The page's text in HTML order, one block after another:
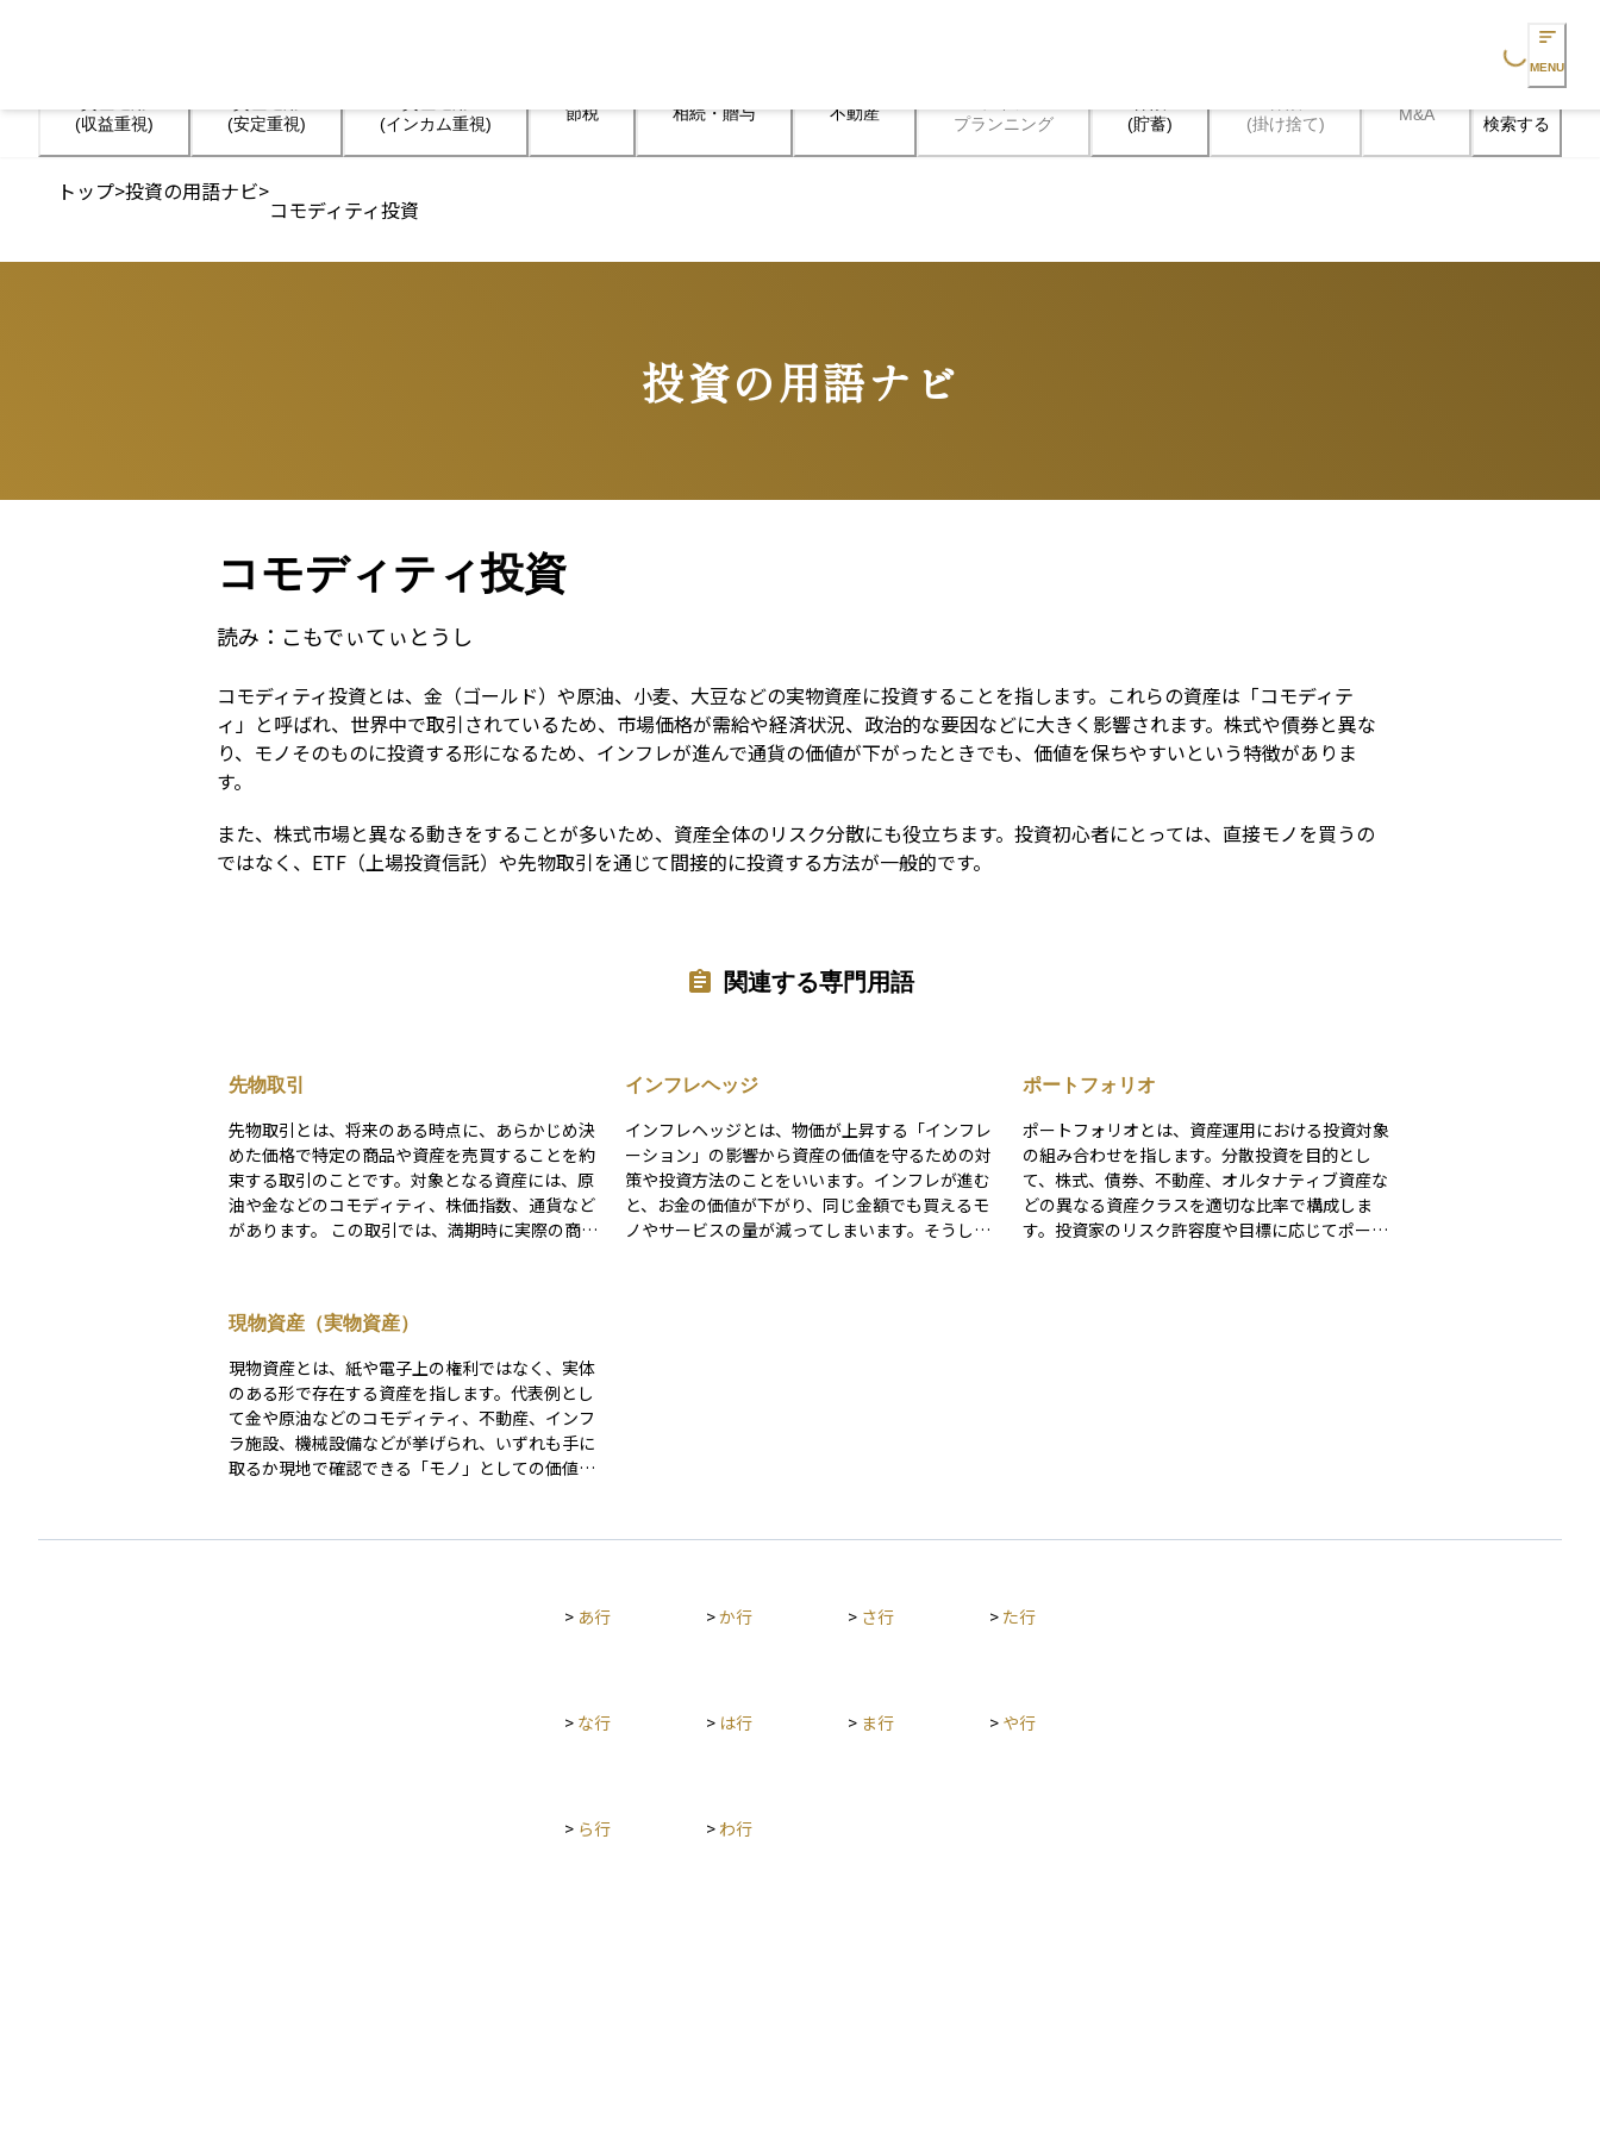
MENU
(収益重視)
(安定重視)
(インカム重視)
節税 相続・贈与 不動産
プランニング
(貯蓄)
(掛け捨て)
M&A 検索する
トップ>投資の用語ナビ>
コモディティ投資
投資の用語ナビ
Terms
コモディティ投資
読み： こもでぃてぃとうし
コモディティ投資とは、金（ゴールド）や原油、小麦、大豆などの実物資産に投資することを指します。これらの資産は「コモディテ
ィ」と呼ばれ、世界中で取引されているため、市場価格が需給や経済状況、政治的な要因などに大きく影響されます。株式や債券と異な
り、モノそのものに投資する形になるため、インフレが進んで通貨の価値が下がったときでも、価値を保ちやすいという特徴がありま
す。
また、株式市場と異なる動きをすることが多いため、資産全体のリスク分散にも役立ちます。投資初心者にとっては、直接モノを買うの
ではなく、ETF（上場投資信託）や先物取引を通じて間接的に投資する方法が一般的です。
関連する専門用語
先物取引
先物取引とは、将来のある時点に、あらかじめ決
めた価格で特定の商品や資産を売買することを約
束する取引のことです。対象となる資産には、原
油や金などのコモディティ、株価指数、通貨など
があります。 この取引では、満期時に実際の商品
油を購入する契約」を結び、実際の価格がそれよ
り高くなっていれば、その差額が利益となりま
す。 先物取引は、将来の価格を予想して利益を狙
う投資手法（投機目的）として利用されるだけで
なく、価格変動リスクを回避するためのヘッジ手
段としても広く活用されています。たとえば、商
品を扱う企業が仕入れ価格の急騰に備えるため
向に動いた場合には、大きな損失を被るリスクも
提に、投資の選択肢として知っておくと役立ちま
インフレヘッジ
インフレヘッジとは、物価が上昇する「インフレ
ーション」の影響から資産の価値を守るための対
策や投資方法のことをいいます。インフレが進む
と、お金の価値が下がり、同じ金額でも買えるモ
ノやサービスの量が減ってしまいます。そうした
ポートフォリオ
ポートフォリオとは、資産運用における投資対象
の組み合わせを指します。分散投資を目的とし
て、株式、債券、不動産、オルタナティブ資産な
どの異なる資産クラスを適切な比率で構成しま
す。投資家のリスク許容度や目標に応じてポート
現物資産（実物資産）
現物資産とは、紙や電子上の権利ではなく、実体
のある形で存在する資産を指します。代表例とし
て金や原油などのコモディティ、不動産、インフ
ラ施設、機械設備などが挙げられ、いずれも手に
取るか現地で確認できる「モノ」としての価値を
選ばれる一方、市場規模や取引手続きの複雑さか
有効ですが、流動性や保管コスト、地域の規制と
> あ行 >か行 > さ行 > た行
> な行 > は行 > ま行 > や行
> ら行 > わ行